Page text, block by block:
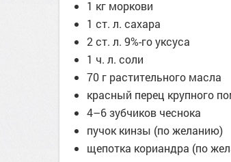
1 кг моркови
1 ст. л. сахара
2 ст. л. 9%-го уксуса
1 ч. л. соли
70 г растительного масла
красный перец крупного
4–6 зубчиков чеснока
пучок кинзы (по желанию)
щепотка кориандра (по